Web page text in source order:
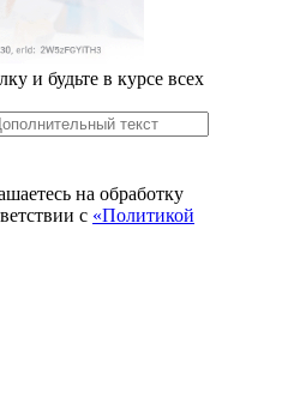
и будьте в курсе всех
на обработку
с «Политикой